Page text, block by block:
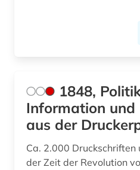
bad reichenhall (1)
baden (2)
baden-
bagdad (1)
1848,
Information
aus der
Ca. 2.000 Druckschriften
der Zeit der Revolution